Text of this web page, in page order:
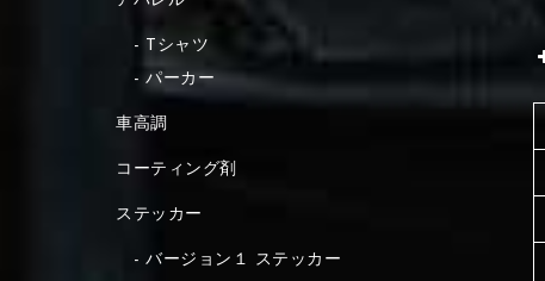
Tシャツ
パーカー
車高調
コーティング剤
ステッカー
バージョン１ ステッカー